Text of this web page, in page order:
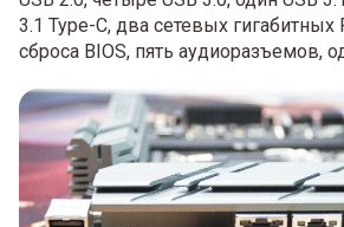
3.1 Type-C, два сетевых гигабитных
сброса BIOS, пять аудиоразъемов,